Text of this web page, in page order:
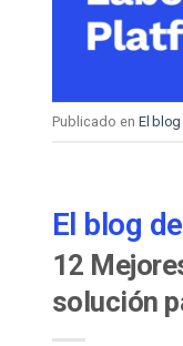
Publicado en El
El blog
12
solución